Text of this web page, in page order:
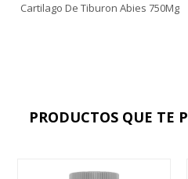
Cartilago De Tiburon Abies 750Mg
PRODUCTOS QUE TE